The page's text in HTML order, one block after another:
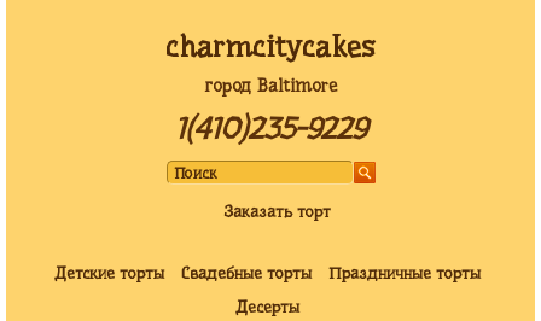
charmcitycakes
город Baltimore
1(410)235-9229
Заказать торт
Детские торты Свадебные торты
Праздничные торты
Десерты